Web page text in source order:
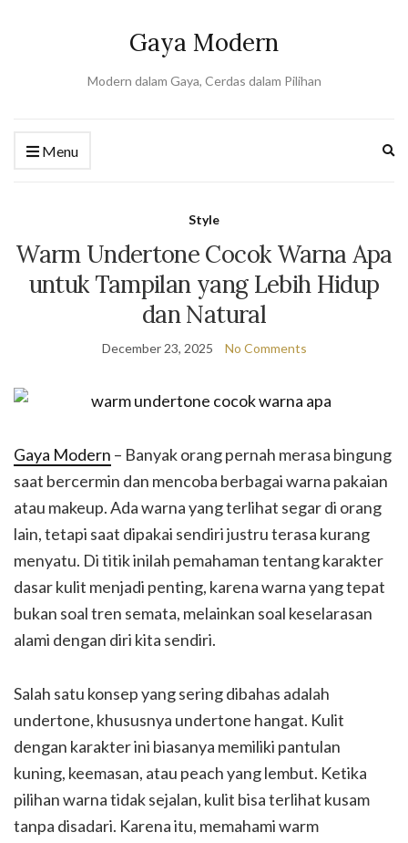
Gaya Modern
Modern dalam Gaya, Cerdas dalam Pilihan
Menu
Style
Warm Undertone Cocok Warna Apa
untuk Tampilan yang Lebih Hidup
dan Natural
December 23, 2025 No Comments
Gaya Modern – Banyak orang pernah merasa bingung
saat bercermin dan mencoba berbagai warna pakaian
atau makeup. Ada warna yang terlihat segar di orang
lain, tetapi saat dipakai sendiri justru terasa kurang
menyatu. Di titik inilah pemahaman tentang karakter
dasar kulit menjadi penting, karena warna yang tepat
bukan soal tren semata, melainkan soal keselarasan
alami dengan diri kita sendiri.
Salah satu konsep yang sering dibahas adalah
undertone, khususnya undertone hangat. Kulit
dengan karakter ini biasanya memiliki pantulan
kuning, keemasan, atau peach yang lembut. Ketika
pilihan warna tidak sejalan, kulit bisa terlihat kusam
tanpa disadari. Karena itu, memahami warm